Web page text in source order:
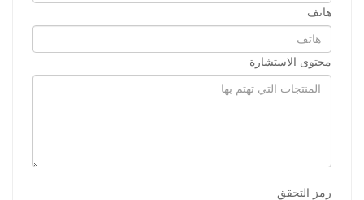
هاتف
محتوى الاستشارة
رمز التحقق